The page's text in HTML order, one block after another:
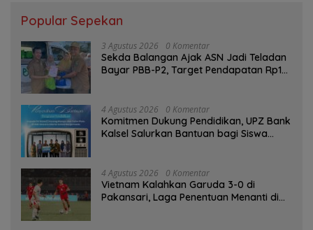
Popular Sepekan
3 Agustus 2026 0 Komentar
Sekda Balangan Ajak ASN Jadi Teladan
Bayar PBB-P2, Target Pendapatan Rp1
4 Agustus 2026 0 Komentar
Komitmen Dukung Pendidikan, UPZ Bank
Kalsel Salurkan Bantuan bagi Siswa
4 Agustus 2026 0 Komentar
Vietnam Kalahkan Garuda 3-0 di
Pakansari, Laga Penentuan Menanti di